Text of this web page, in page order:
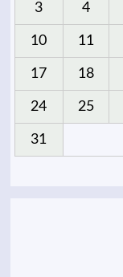
3 4
10 11
17 18
24 25
31